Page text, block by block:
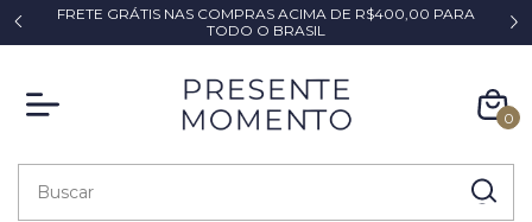
FRETE GRÁTIS NAS COMPRAS ACIMA DE R$400,00 PARA
TODO O BRASIL
0